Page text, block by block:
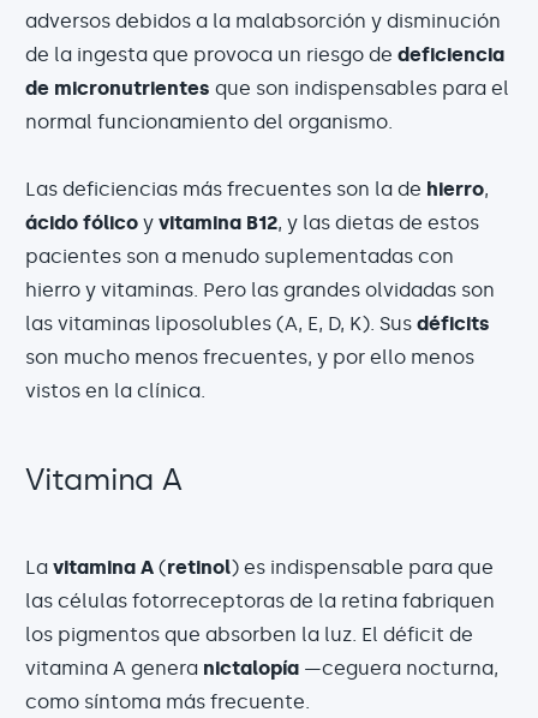
adversos debidos a la malabsorción y disminución
de la ingesta que provoca un riesgo de deficiencia
de micronutrientes que son indispensables para el
normal funcionamiento del organismo.
Las deficiencias más frecuentes son la de hierro,
ácido fólico y vitamina B12, y las dietas de estos
pacientes son a menudo suplementadas con
hierro y vitaminas. Pero las grandes olvidadas son
las vitaminas liposolubles (A, E, D, K). Sus déficits
son mucho menos frecuentes, y por ello menos
vistos en la clínica.
Vitamina A
La vitamina A (retinol) es indispensable para que
las células fotorreceptoras de la retina fabriquen
los pigmentos que absorben la luz. El déficit de
vitamina A genera nictalopía —ceguera nocturna,
como síntoma más frecuente.